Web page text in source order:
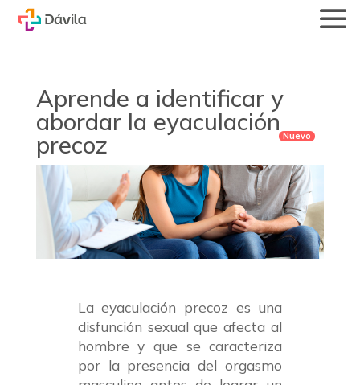
Aprende a identificar y
abordar la eyaculación
precoz
La eyaculación precoz es una
disfunción sexual que afecta al
hombre y que se caracteriza
por la presencia del orgasmo